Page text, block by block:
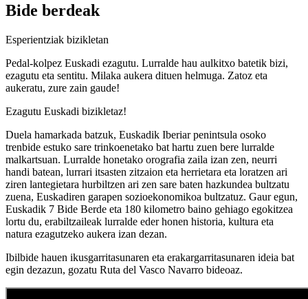
Bide berdeak
Esperientziak bizikletan
Pedal-kolpez Euskadi ezagutu. Lurralde hau aulkitxo batetik bizi,
ezagutu eta sentitu. Milaka aukera dituen helmuga. Zatoz eta
aukeratu, zure zain gaude!
Ezagutu Euskadi bizikletaz!
Duela hamarkada batzuk, Euskadik Iberiar penintsula osoko
trenbide estuko sare trinkoenetako bat hartu zuen bere lurralde
malkartsuan. Lurralde honetako orografia zaila izan zen, neurri
handi batean, lurrari itsasten zitzaion eta herrietara eta loratzen ari
ziren lantegietara hurbiltzen ari zen sare baten hazkundea bultzatu
zuena, Euskadiren garapen sozioekonomikoa bultzatuz. Gaur egun,
Euskadik 7 Bide Berde eta 180 kilometro baino gehiago egokitzea
lortu du, erabiltzaileak lurralde eder honen historia, kultura eta
natura ezagutzeko aukera izan dezan.
Ibilbide hauen ikusgarritasunaren eta erakargarritasunaren ideia bat
egin dezazun, gozatu Ruta del Vasco Navarro bideoaz.